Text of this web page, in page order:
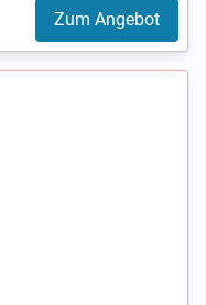
Zum Angebot